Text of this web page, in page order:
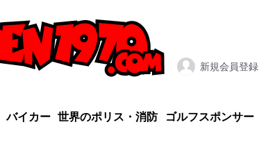
新規会員登録..
バイカー 世界のポリス・消防 ゴルフスポンサー